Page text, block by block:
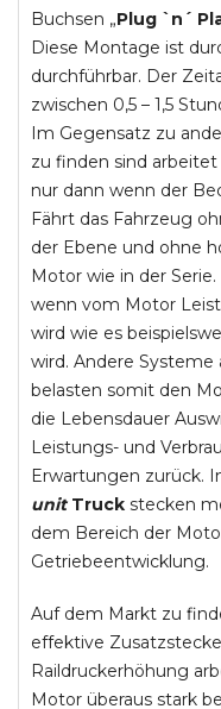
Buchsen „Plug `n´
Diese Montage ist
durchführbar. Der
zwischen 0,5 – 1,5
Im Gegensatz zu
zu finden sind
nur dann wenn der
Fährt das Fahrzeug
der Ebene und ohne
Motor wie in der Serie.
wenn vom Motor
wird wie es
wird. Andere
belasten somit den
die Lebensdauer
Leistungs- und
Erwartungen zurück.
unit Truck stecken
dem Bereich der
Getriebeentwicklung.
Auf dem Markt zu
effektive
Raildruckerhöhung
Motor überaus stark